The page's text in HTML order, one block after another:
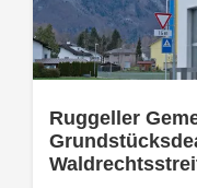
Ruggeller